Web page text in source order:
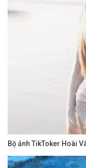
Bộ ảnh TikToker Hoài